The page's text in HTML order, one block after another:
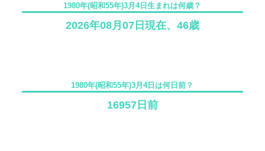
1980年(昭和55年)3月4日生まれは何歳？
2026年08月07日現在、46歳
1980年(昭和55年)3月4日は何日前？
16957日前